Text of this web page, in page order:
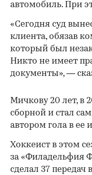
автомобиль. При
«Сегодня суд
клиента, обязав
который был
Никто не имеет
документы», —
Мичкову 20 лет, в
сборной и стал
автором гола в ее
Хоккеист в этом
за «Филадельфия
сделал 37 передач